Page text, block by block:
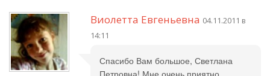
Виолетта Евгеньевна 04.11.2011 в
14:11
Спасибо Вам большое, Светлана
Петровна! Мне очень приятно